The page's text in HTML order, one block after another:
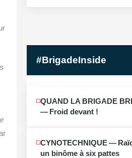
#BrigadeInside
QUAND LA BRIGADE
— Froid devant !
CYNOTECHNIQUE —
un binôme à six pattes